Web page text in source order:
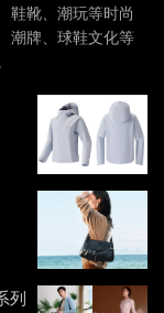
鞋靴、潮玩等时尚
潮牌、球鞋文化等
列